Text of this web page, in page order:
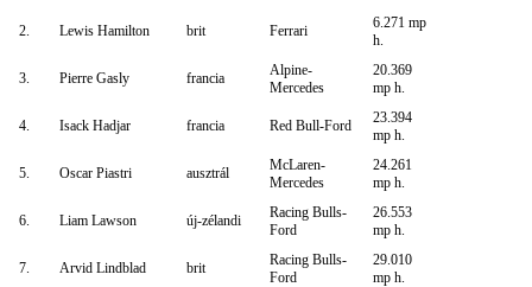
2. Lewis Hamilton brit Ferrari
6.271 mp
h.
3. Pierre Gasly francia
Alpine-
Mercedes
20.369
mp h.
4. Isack Hadjar francia Red Bull-Ford
23.394
mp h.
5. Oscar Piastri ausztrál
McLaren-
Mercedes
24.261
mp h.
6. Liam Lawson új-zélandi
Racing Bulls-
Ford
26.553
mp h.
7. Arvid Lindblad brit
Racing Bulls-
Ford
29.010
mp h.